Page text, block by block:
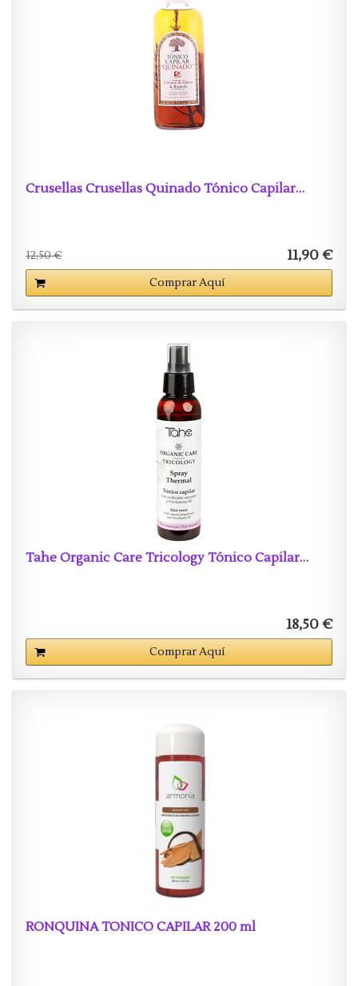
Crusellas Crusellas Quinado Tónico Capilar…
12,50 € 11,90 €
Comprar Aquí
Tahe Organic Care Tricology Tónico Capilar…
18,50 €
Comprar Aquí
RONQUINA TONICO CAPILAR 200 ml